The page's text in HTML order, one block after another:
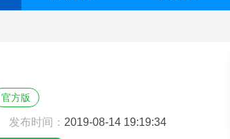
官方版
发布时间： 2019-08-14 19:19:34